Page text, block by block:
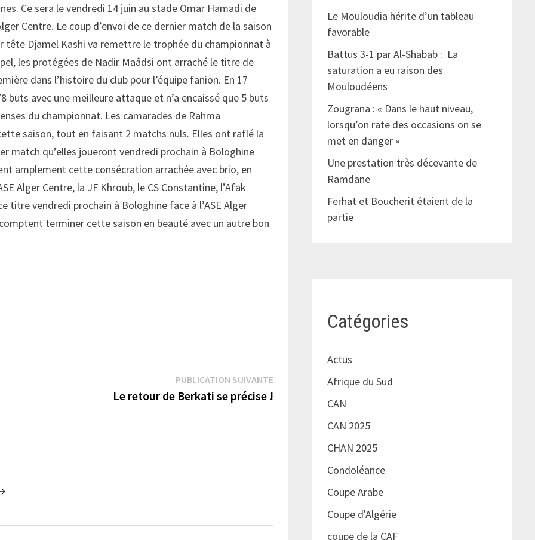
Ce sera le vendredi 14 juin au stade Omar Hamadi de
Centre. Le coup d’envoi de ce dernier match de la saison
tête Djamel Kashi va remettre le trophée du championnat à
les protégées de Nadir Maâdsi ont arraché le titre de
dans l’histoire du club pour l’équipe fanion. En 17
avec une meilleure attaque et n’a encaissé que 5 buts
du championnat. Les camarades de Rahma
saison, tout en faisant 2 matchs nuls. Elles ont raflé la
match qu’elles joueront vendredi prochain à Bologhine
amplement cette consécration arrachée avec brio, en
Alger Centre, la JF Khroub, le CS Constantine, l’Afak
titre vendredi prochain à Bologhine face à l’ASE Alger
terminer cette saison en beauté avec un autre bon
PUBLICATION SUIVANTEPublication
suivante :
Le retour de Berkati se précise !
Le Mouloudia hérite d’un tableau
favorable
Battus 3-1 par Al-Shabab : La
saturation a eu raison des
Mouloudéens
Zougrana : « Dans le haut niveau,
lorsqu’on rate des occasions on se
met en danger »
Une prestation très décevante de
Ramdane
Ferhat et Boucherit étaient de la
partie
Catégories
Actus
Afrique du Sud
CAN
CAN 2025
CHAN 2025
Condoléance
Coupe Arabe
Coupe d'Algérie
coupe de la CAF